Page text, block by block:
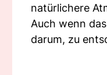
natürlichere
Auch wenn
darum, zu